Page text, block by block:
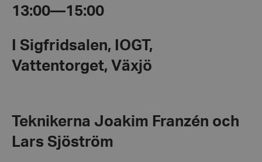
13:00—15:00
I Sigfridsalen, IOGT,
Vattentorget, Växjö
Teknikerna Joakim Franzén och
Lars Sjöström